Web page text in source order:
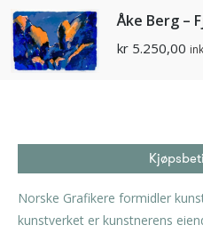
Åke Berg –
kr 5.250,00
Norske Grafikere formidler
kunstverket er kunstnerens